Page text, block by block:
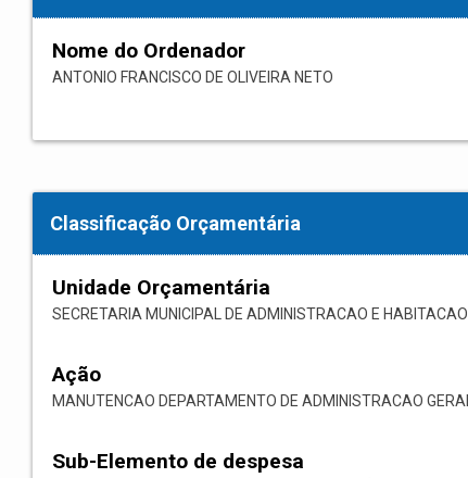
Nome do Ordenador
ANTONIO FRANCISCO DE OLIVEIRA NETO
Classificação Orçamentária
Unidade Orçamentária
SECRETARIA MUNICIPAL DE ADMINISTRACAO E HABITACAO
Ação
MANUTENCAO DEPARTAMENTO DE ADMINISTRACAO GERAL
Sub-Elemento de despesa